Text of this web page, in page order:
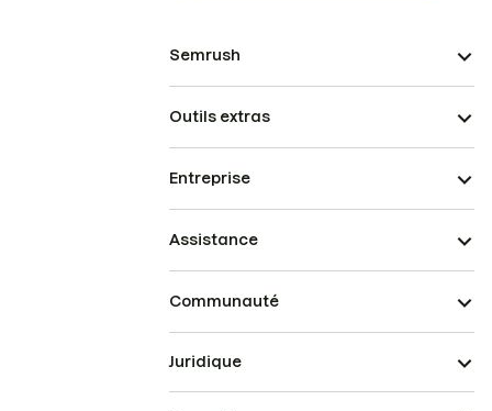
Semrush
Outils extras
Entreprise
Assistance
Communauté
Juridique